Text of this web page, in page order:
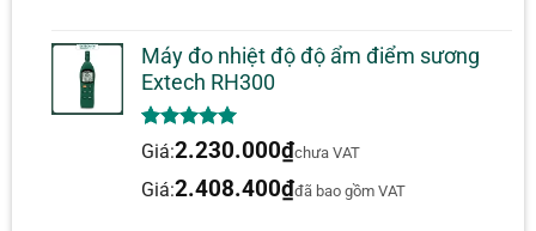
Máy đo nhiệt độ độ ẩm điểm sương
Extech RH300
5.00trên 5
dựa trên
1
đánh giá
Giá:2.230.000₫chưa VAT
Giá:2.408.400₫đã bao gồm VAT